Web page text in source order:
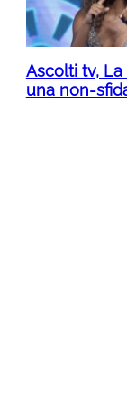
Ascolti tv,
una non-